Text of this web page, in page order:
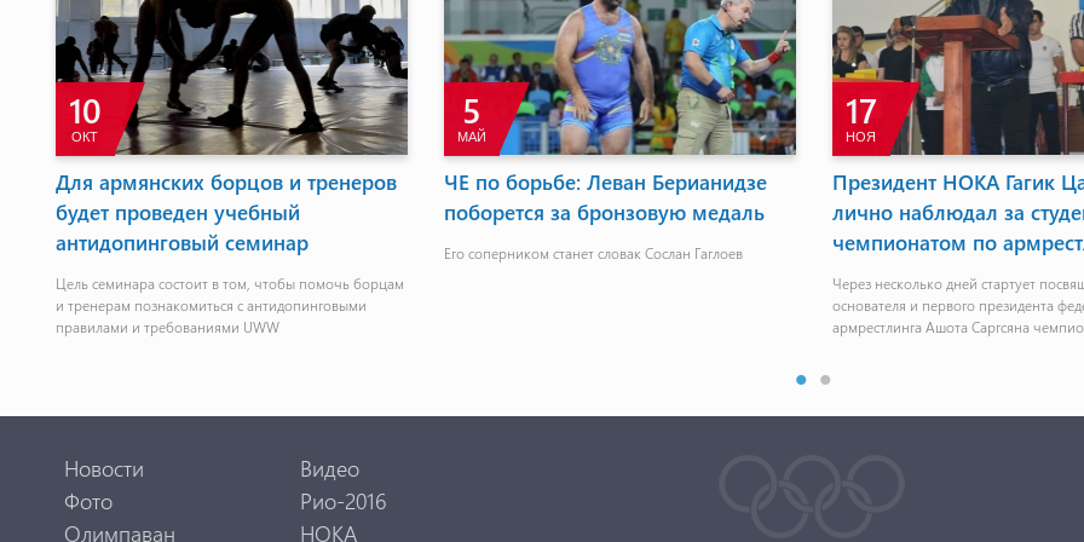
10
ОКТ
Для армянских борцов и тренеров
будет проведен учебный
антидопинговый семинар
Цель семинара состоит в том, чтобы помочь борцам
и тренерам познакомиться с антидопинговыми
правилами и требованиями UWW
5
МАЙ
ЧЕ по борьбе: Леван Берианидзе
поборется за бронзовую медаль
Его соперником станет словак Сослан Гаглоев
17
НОЯ
Президент НОКА Гагик
лично наблюдал за
чемпионатом по
Через несколько дней стартует
основателя и первого президента
армрестлинга Ашота Саргсяна
Новости
Видео
Фото
Рио-2016
Олимпаван
НОКА